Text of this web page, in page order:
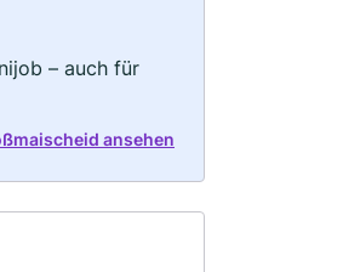
– auch für
ansehen